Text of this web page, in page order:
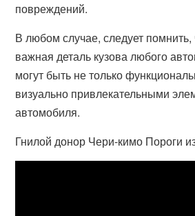
повреждений.
В любом случае, следует помнить,
важная деталь кузова любого
могут быть не только
визуально привлекательными
автомобиля.
Гнилой донор Чери-кимо Пороги